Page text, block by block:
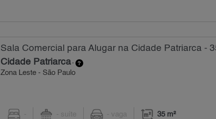
Sala Comercial para Alugar na Cidade Patriarca -
Cidade Patriarca-
Zona Leste - São Paulo
- - suíte - vaga 35 m²